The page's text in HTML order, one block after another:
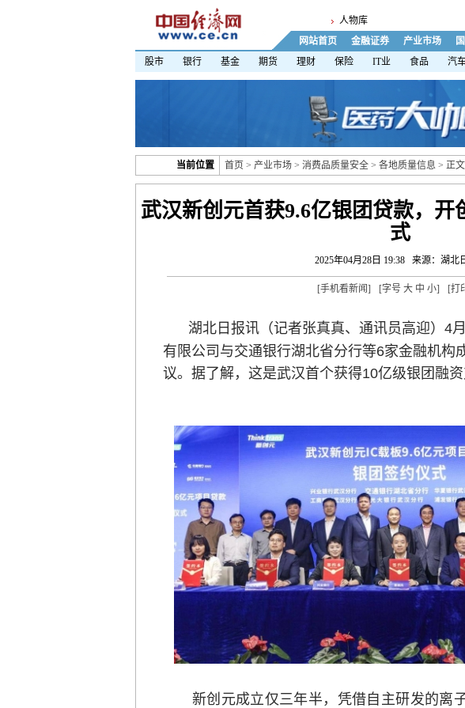
人物库
网站首页
金融证券 产业市场
股市
银行 基金 期货 理财 保险 IT业 食品 汽
当前位置 首页 > 产业市场 > 消费品质量安全 > 各地质量信息 > 正文
武汉新创元首获9.6亿银团贷款，开
式
2025年04月28日 19:38 来源：湖北
[手机看新闻] [字号 大 中 小] [打
湖北日报讯（记者张真真、通讯员高迎）4
有限公司与交通银行湖北省分行等6家金融机构
议。据了解，这是武汉首个获得10亿级银团融资
新创元成立仅三年半，凭借自主研发的离